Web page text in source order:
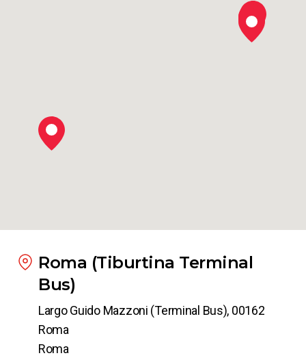
Roma (Tiburtina Terminal
Bus)
Largo Guido Mazzoni (Terminal Bus), 00162
Roma
Roma